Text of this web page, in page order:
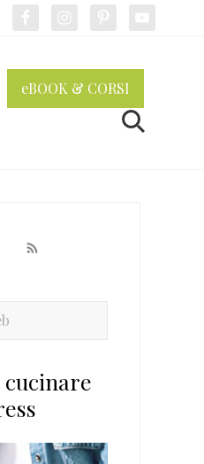
eBOOK & CORSI
Cerca
cucinare